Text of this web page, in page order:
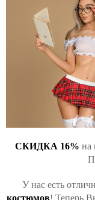
СКИДКА 16% на
У нас есть